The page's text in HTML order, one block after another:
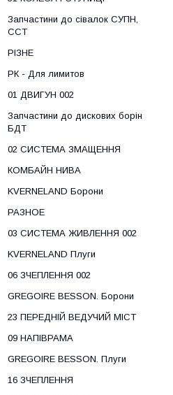
Запчастини до сівалок СУПН,
ССТ
РІЗНЕ
РК - Для лимитов
01 ДВИГУН 002
Запчастини до дискових борін
БДТ
02 СИСТЕМА ЗМАЩЕННЯ
КОМБАЙН НИВА
KVERNELAND Борони
РАЗНОЕ
03 СИСТЕМА ЖИВЛЕННЯ 002
KVERNELAND Плуги
06 ЗЧЕПЛЕННЯ 002
GREGOIRE BESSON. Борони
23 ПЕРЕДНІЙ ВЕДУЧИЙ МІСТ
09 НАПІВРАМА
GREGOIRE BESSON. Плуги
16 ЗЧЕПЛЕННЯ